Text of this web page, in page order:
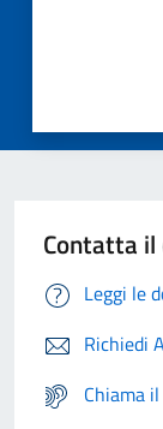
Contatta il
Leggi le
Richiedi
Chiama